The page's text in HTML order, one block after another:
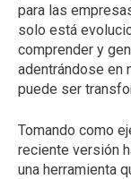
para las
solo está
comprender y
adentrándose en
puede ser
Tomando como
reciente versión
una herramienta